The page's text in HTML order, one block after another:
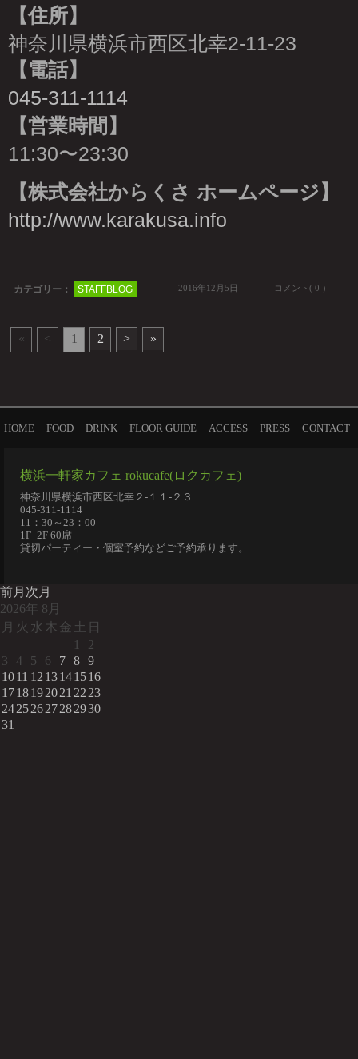
【住所】
神奈川県横浜市西区北幸2-11-23
【電話】
045-311-1114
【営業時間】
11:30〜23:30
【株式会社からくさ ホームページ】
http://www.karakusa.info
カテゴリー： STAFFBLOG 2016年12月5日 コメント( 0 ）
« < 1 2 > »
HOME FOOD DRINK FLOOR GUIDE ACCESS PRESS CONTACT
横浜一軒家カフェ rokucafe(ロクカフェ)
神奈川県横浜市西区北幸２-１１-２３
045-311-1114
11：30～23：00
1F+2F 60席
貸切パーティー・個室予約などご予約承ります。
前月 次月
2026年 8月
月 火 水 木 金 土 日
1
2
3
4 5 6 7 8 9
1011 12 13141516
1718192021 22 23
24252627282930
31